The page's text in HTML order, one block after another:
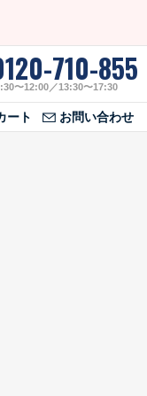
710-855
〜12:00／13:30〜17:30
ート お問い合わせ